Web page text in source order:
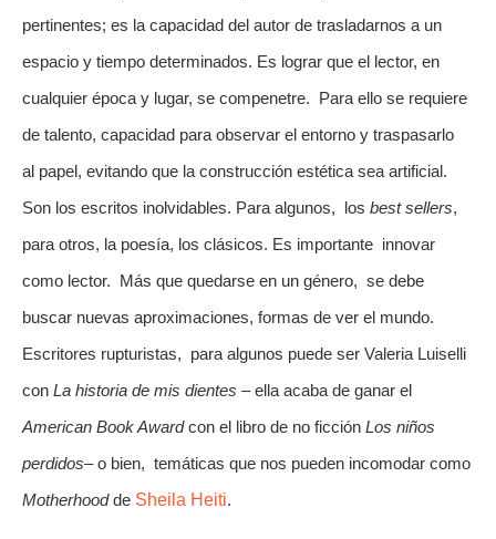
pertinentes; es la capacidad del autor de trasladarnos a un
espacio y tiempo determinados. Es lograr que el lector, en
cualquier época y lugar, se compenetre.  Para ello se requiere
de talento, capacidad para observar el entorno y traspasarlo
al papel, evitando que la construcción estética sea artificial.
Son los escritos inolvidables. Para algunos,  los best sellers,
para otros, la poesía, los clásicos. Es importante  innovar
como lector.  Más que quedarse en un género,  se debe
buscar nuevas aproximaciones, formas de ver el mundo.
Escritores rupturistas,  para algunos puede ser Valeria Luiselli
con La historia de mis dientes
American Book Award con el libro de no ficción Los niños
perdidos
Motherhood de Sheila Heiti.